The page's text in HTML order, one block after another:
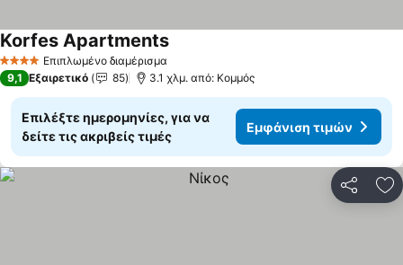
4 ΑστέριαΕπιπλωμένο διαμέρισμα
Korfes Apartments
9,1 Εξαιρετικό 85 3.1 χλμ. από: Κομμός
Επιλέξτε ημερομηνίες, για να
δείτε τις ακριβείς τιμές
Εμφάνιση τιμών